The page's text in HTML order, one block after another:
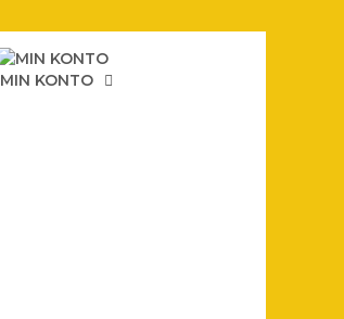
MIN KONTO